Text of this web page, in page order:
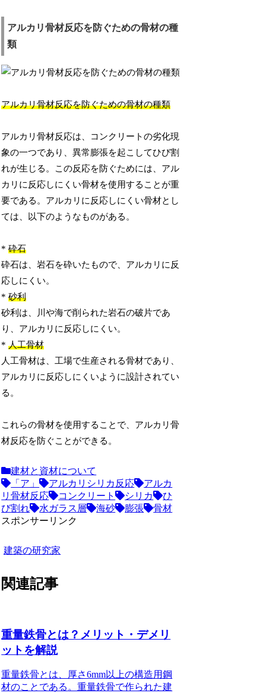
アルカリ骨材反応を防ぐための骨材の種
類
アルカリ骨材反応を防ぐための骨材の種類
アルカリ骨材反応は、コンクリートの劣化現
象の一つであり、異常膨張を起こしてひび割
れが生じる。この反応を防ぐためには、アル
カリに反応しにくい骨材を使用することが重
要である。アルカリに反応しにくい骨材とし
ては、以下のようなものがある。
*砕石
砕石は、岩石を砕いたもので、アルカリに反
応しにくい。
*砂利
砂利は、川や海で削られた岩石の破片であ
り、アルカリに反応しにくい。
*人工骨材
人工骨材は、工場で生産される骨材であり、
アルカリに反応しにくいように設計されてい
る。
これらの骨材を使用することで、アルカリ骨
材反応を防ぐことができる。
建材と資材について
「ア」
アルカリシリカ反応
アルカ
リ骨材反応
コンクリート シリカ
ひ
び割れ
水ガラス層 海砂 膨張
骨材
スポンサーリンク
建築の研究家
関連記事
重量鉄骨とは？メリット・デメリ
ットを解説
重量鉄骨とは、厚さ6mm以上の構造用鋼
材のことである 。重量鉄骨で作られた建